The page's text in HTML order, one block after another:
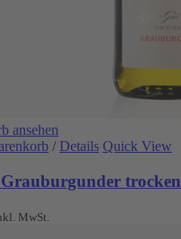
ansehen
/ Details Quick View
trocken
MwSt.